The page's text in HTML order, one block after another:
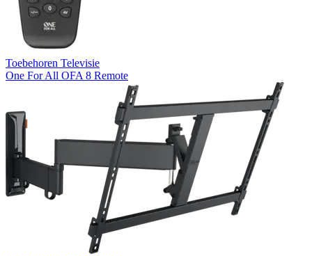
Toebehoren Televisie
One For All OFA 8 Remote